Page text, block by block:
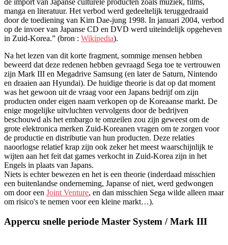
de import van Japanse culturele producten zoals muziek, films,
manga en literatuur. Het verbod werd gedeeltelijk teruggedraaid
door de toediening van Kim Dae-jung 1998. In januari 2004, verbod
op de invoer van Japanse CD en DVD werd uiteindelijk opgeheven
in Zuid-Korea.” (bron : Wikipedia).
Na het lezen van dit korte fragment, sommige mensen hebben
beweerd dat deze redenen hebben gevraagd Sega toe te vertrouwen
zijn Mark III en Megadrive Samsung (en later de Saturn, Nintendo
en draaien aan Hyundai). De huidige theorie is dat op dat moment
was het gewoon uit de vraag voor een Japans bedrijf om zijn
producten onder eigen naam verkopen op de Koreaanse markt. De
enige mogelijke uitvluchten vervolgens door de bedrijven
beschouwd als het embargo te omzeilen zou zijn geweest om de
grote elektronica merken Zuid-Koreanen vragen om te zorgen voor
de productie en distributie van hun producten. Deze relaties
naoorlogse relatief krap zijn ook zeker het meest waarschijnlijk te
wijten aan het feit dat games verkocht in Zuid-Korea zijn in het
Engels in plaats van Japans.
Niets is echter bewezen en het is een theorie (inderdaad misschien
een buitenlandse onderneming, Japanse of niet, werd gedwongen
om door een Joint Venture, en dan misschien Sega wilde alleen maar
om risico's te nemen voor een kleine markt…).
Appercu snelle periode Master System / Mark III